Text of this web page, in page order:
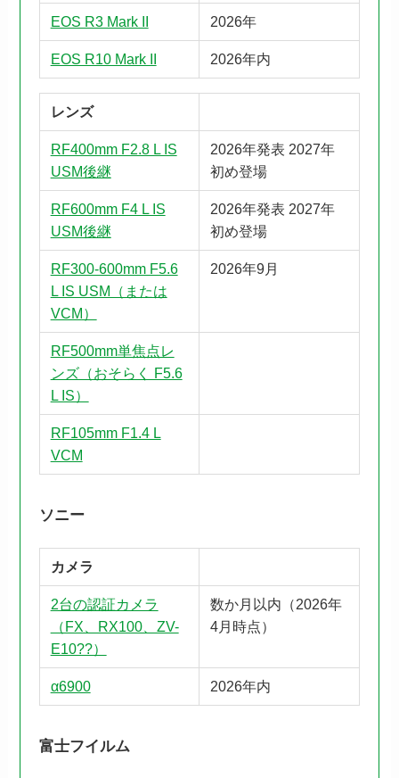
EOS R3 Mark II 2026年
EOS R10 Mark II 2026年内
レンズ
RF400mm F2.8 L IS
USM後継
2026年発表 2027年
初め登場
RF600mm F4 L IS
USM後継
2026年発表 2027年
初め登場
RF300-600mm F5.6
L IS USM（または
VCM）
2026年9月
RF500mm単焦点レ
ンズ（おそらく F5.6
L IS）
RF105mm F1.4 L
VCM
ソニー
カメラ
2台の認証カメラ
（FX、RX100、ZV-
E10??）
数か月以内（2026年
4月時点）
α6900 2026年内
富士フイルム